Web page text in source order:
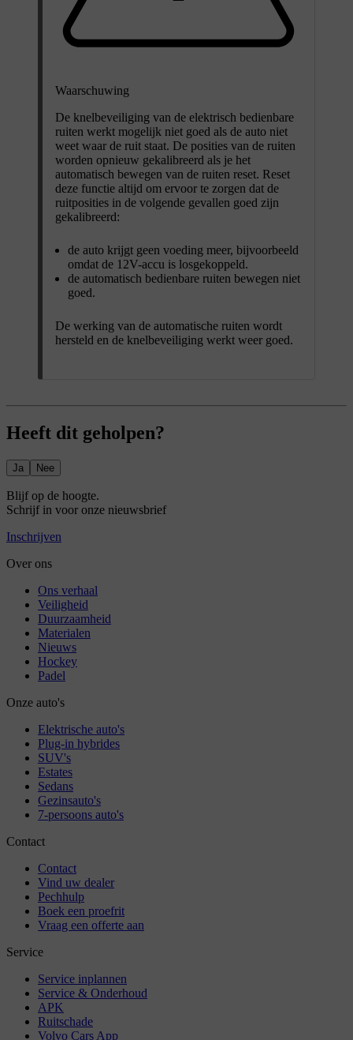
Waarschuwing
De knelbeveiliging van de elektrisch bedienbare
ruiten werkt mogelijk niet goed als de auto niet
weet waar de ruit staat. De posities van de ruiten
worden opnieuw gekalibreerd als je het
automatisch bewegen van de ruiten reset. Reset
deze functie altijd om ervoor te zorgen dat de
ruitposities in de volgende gevallen goed zijn
gekalibreerd:
de auto krijgt geen voeding meer, bijvoorbeeld
omdat de 12V-accu is losgekoppeld.
de automatisch bedienbare ruiten bewegen niet
goed.
De werking van de automatische ruiten wordt
hersteld en de knelbeveiliging werkt weer goed.
Heeft dit geholpen?
Ja Nee